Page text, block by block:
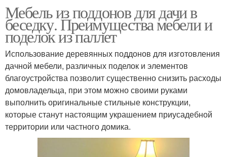
Мебель из поддонов для дачи в
беседку. Преимущества мебели и
поделок из паллет
Использование деревянных поддонов для изготовления
дачной мебели, различных поделок и элементов
благоустройства позволит существенно снизить расходы
домовладельца, при этом можно своими руками
выполнить оригинальные стильные конструкции,
которые станут настоящим украшением приусадебной
территории или частного домика.